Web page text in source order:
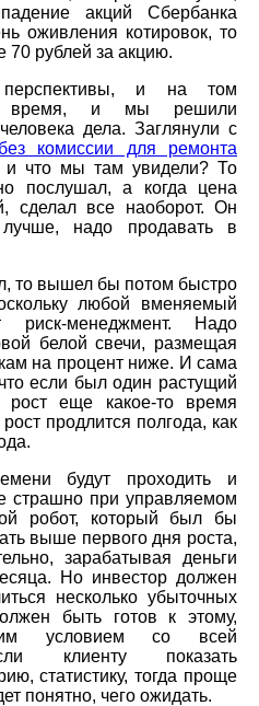
акций Сбербанка
оживления котировок, то
70 рублей за акцию.
и на том
время, и мы решили
дела. Заглянули с
комиссии для ремонта
и что мы там увидели? То
послушал, а когда цена
сделал все наоборот. Он
надо продавать в
то вышел бы потом быстро
любой вменяемый
риск-менеджмент. Надо
белой свечи, размещая
на процент ниже. И сама
если был один растущий
рост еще какое-то время
продлится полгода, как
будут проходить и
страшно при управляемом
робот, который был бы
выше первого дня роста,
зарабатывая деньги
Но инвестор должен
несколько убыточных
быть готов к этому,
условием со всей
клиенту показать
статистику, тогда проще
понятно, чего ожидать.